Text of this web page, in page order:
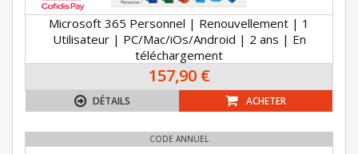
Microsoft 365 Personnel | Renouvellement | 1
Utilisateur | PC/Mac/iOs/Android | 2 ans | En
téléchargement
157,90 €
DÉTAILS ACHETER
CODE ANNUEL